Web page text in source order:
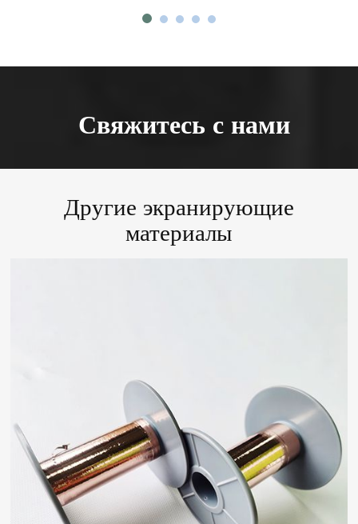
Свяжитесь с нами
Другие экранирующие
материалы